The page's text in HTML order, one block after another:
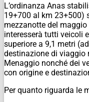
L’ordinanza Anas
19+700 al km 23+500)
mezzanotte del
interesserà tutti veicoli
superiore a 9,1 metri
destinazione di viaggio
Menaggio nonché dei
con origine e
Per quanto riguarda le